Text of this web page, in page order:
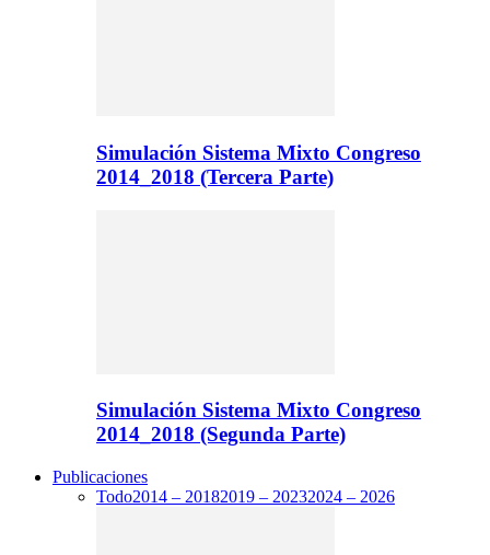
Simulación Sistema Mixto Congreso
2014_2018 (Tercera Parte)
Simulación Sistema Mixto Congreso
2014_2018 (Segunda Parte)
Publicaciones
Todo2014 – 20182019 – 20232024 – 2026